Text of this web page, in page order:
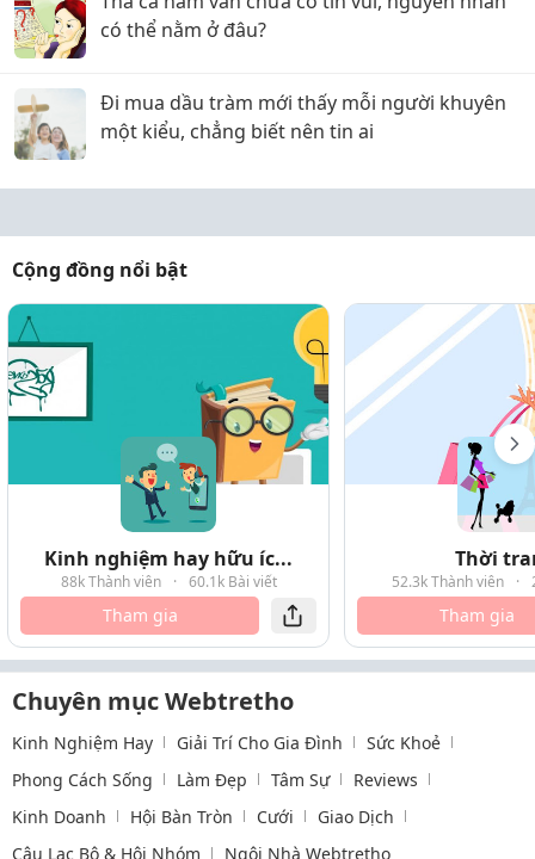
có thể nằm ở đâu?
Đi mua dầu tràm mới thấy mỗi người khuyên
một kiểu, chẳng biết nên tin ai
Cộng đồng nổi bật
Kinh nghiệm hay hữu íc...
88k Thành viên · 60.1k Bài viết
Tham gia
Thời
52.3k Thành viên ·
Tham gia
Chuyên mục Webtretho
Kinh Nghiệm Hay Giải Trí Cho Gia Đình
Sức Khoẻ
Phong Cách Sống
Làm Đẹp Tâm Sự
Reviews
Kinh Doanh
Hội Bàn Tròn Cưới
Giao Dịch
Câu Lạc Bộ & Hội Nhóm
Ngôi Nhà Webtretho